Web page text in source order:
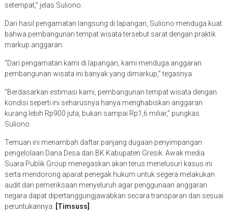
setempat,” jelas Suliono.
Dari hasil pengamatan langsung di lapangan, Suliono menduga kuat
bahwa pembangunan tempat wisata tersebut sarat dengan praktik
markup anggaran.
“Dari pengamatan kami di lapangan, kami menduga anggaran
pembangunan wisata ini banyak yang dimarkup,” tegasnya.
“Berdasarkan estimasi kami, pembangunan tempat wisata dengan
kondisi seperti ini seharusnya hanya menghabiskan anggaran
kurang lebih Rp900 juta, bukan sampai Rp1,6 miliar,” pungkas
Suliono.
Temuan ini menambah daftar panjang dugaan penyimpangan
pengelolaan Dana Desa dan BK Kabupaten Gresik. Awak media
Suara Publik Group menegaskan akan terus menelusuri kasus ini
serta mendorong aparat penegak hukum untuk segera melakukan
audit dan pemeriksaan menyeluruh agar penggunaan anggaran
negara dapat dipertanggungjawabkan secara transparan dan sesuai
peruntukannya.
[Timsuss]